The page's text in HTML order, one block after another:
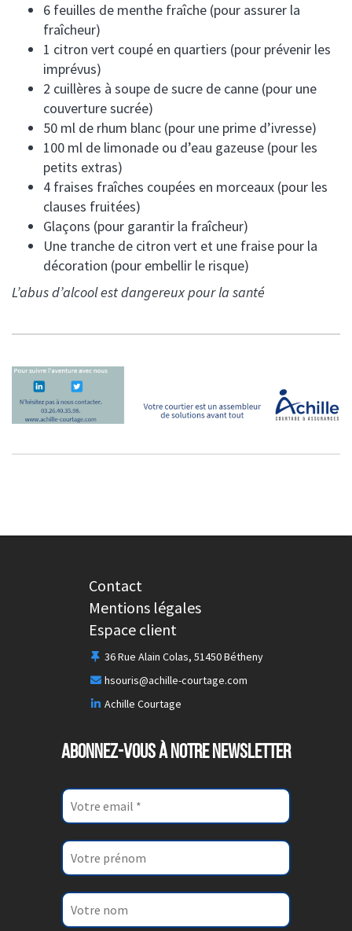
6 feuilles de menthe fraîche (pour assurer la
fraîcheur)
1 citron vert coupé en quartiers (pour prévenir les
imprévus)
2 cuillères à soupe de sucre de canne (pour une
couverture sucrée)
50 ml de rhum blanc (pour une prime d’ivresse)
100 ml de limonade ou d’eau gazeuse (pour les
petits extras)
4 fraises fraîches coupées en morceaux (pour les
clauses fruitées)
Glaçons (pour garantir la fraîcheur)
Une tranche de citron vert et une fraise pour la
décoration (pour embellir le risque)
L’abus d’alcool est dangereux pour la santé
Contact
Mentions légales
Espace client
36 Rue Alain Colas, 51450 Bétheny
hsouris@achille-courtage.com
Achille Courtage
ABONNEZ-VOUS À NOTRE NEWSLETTER